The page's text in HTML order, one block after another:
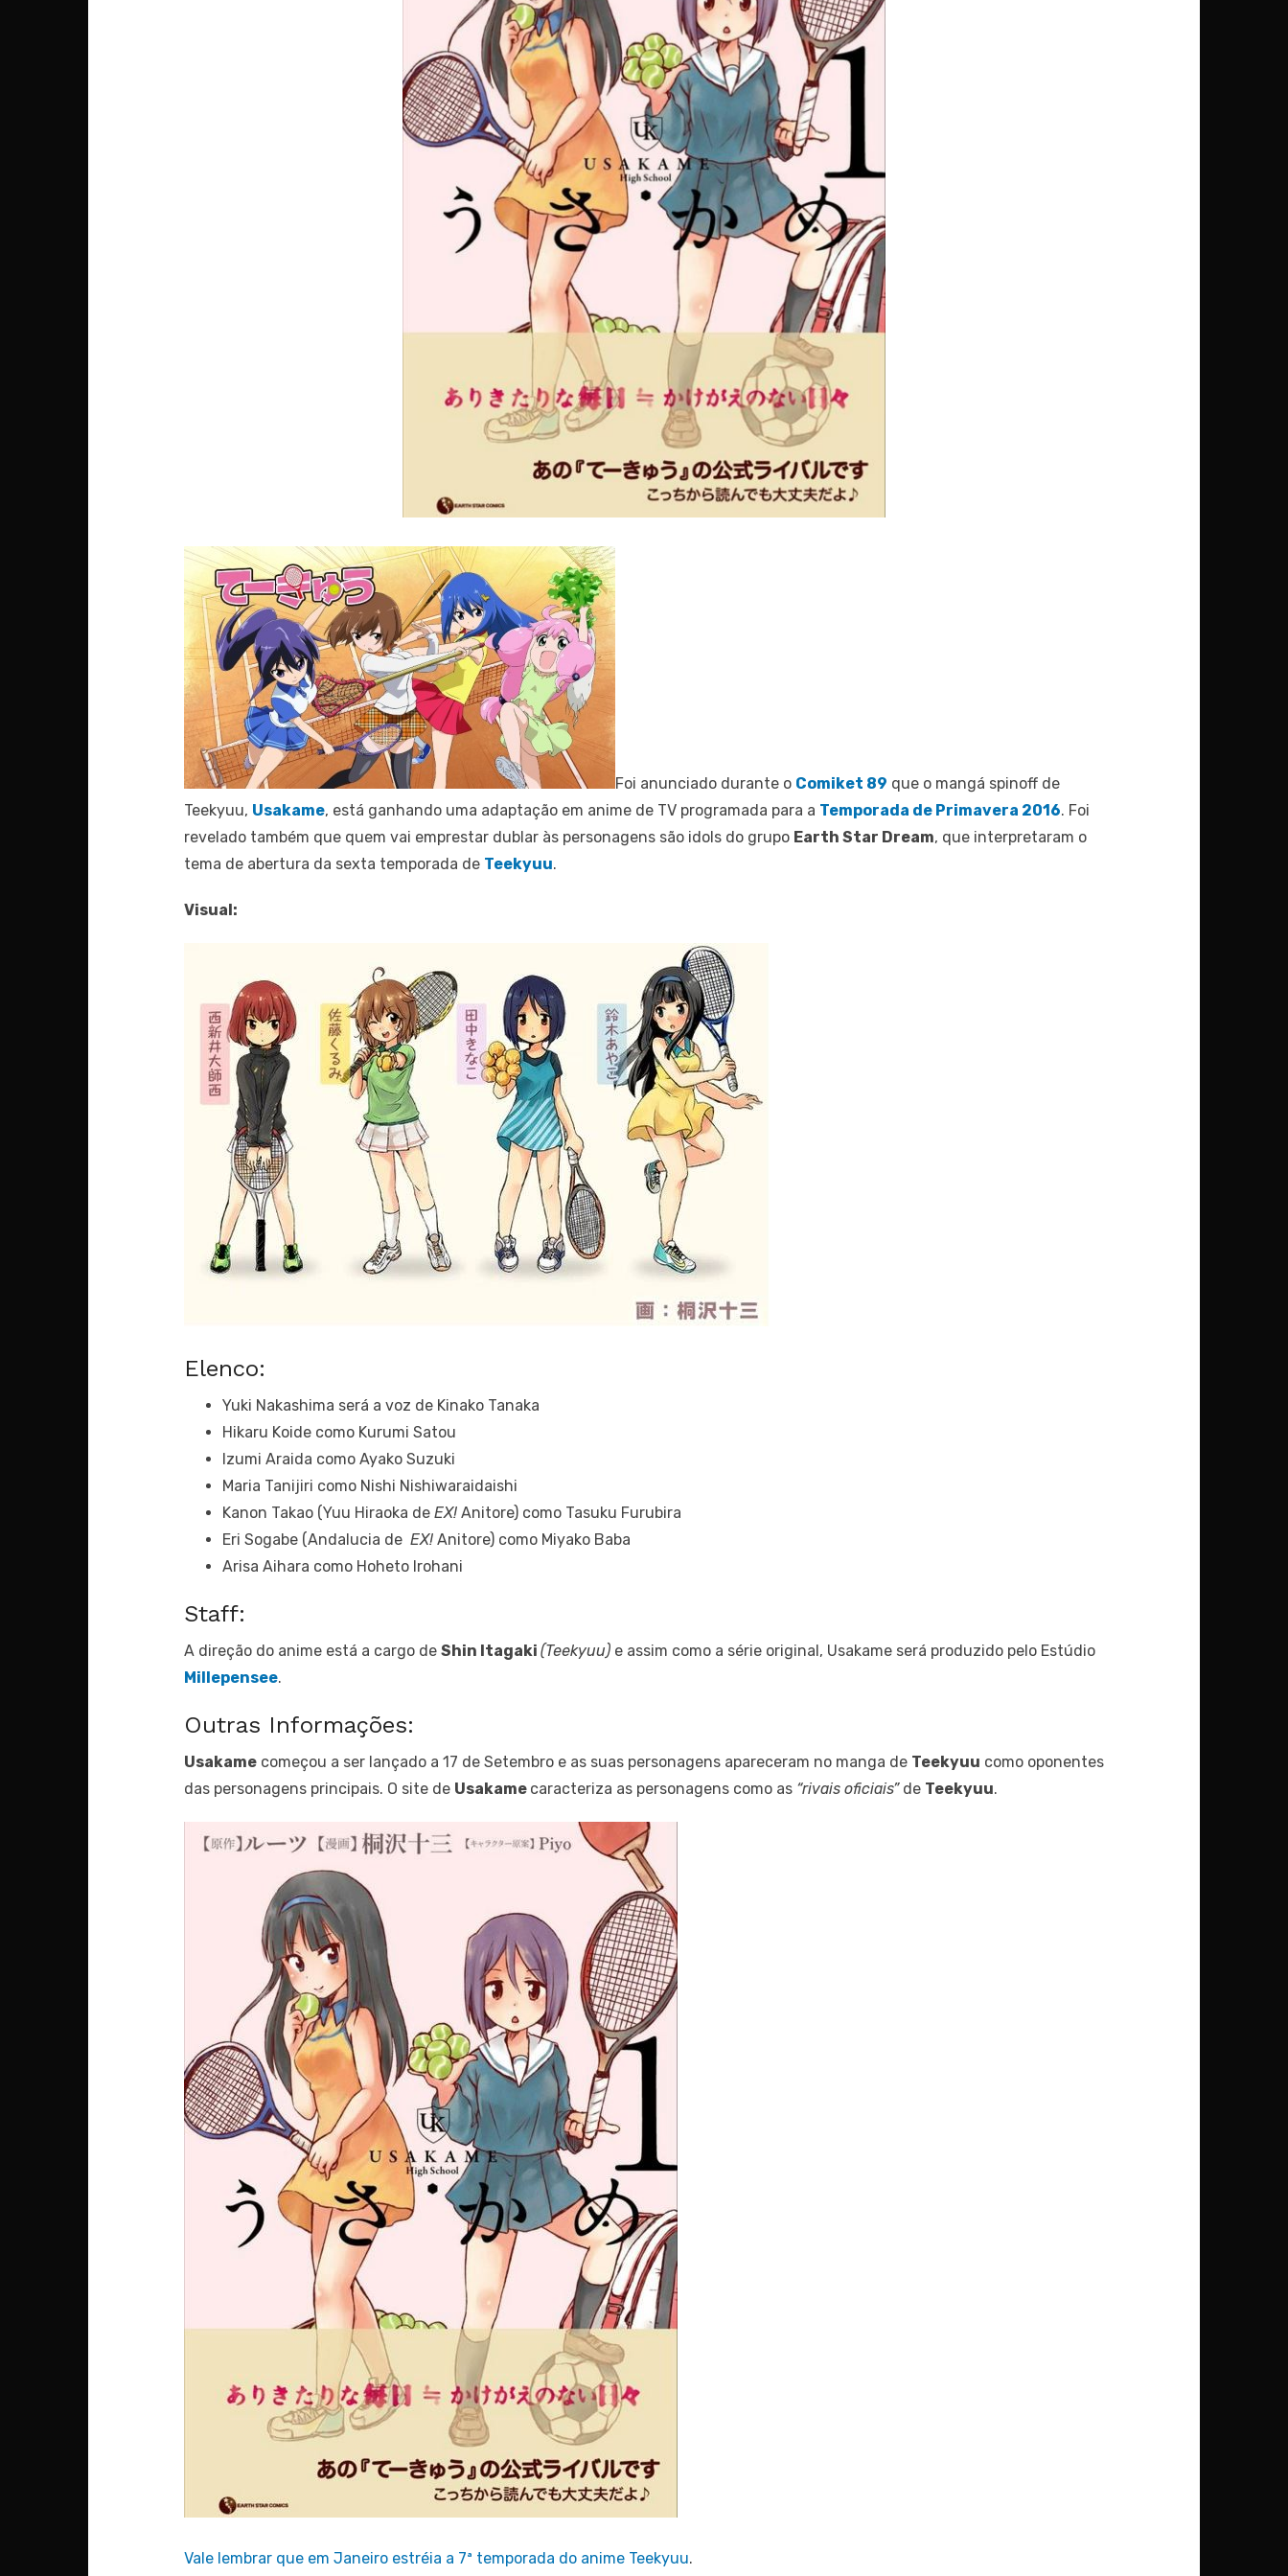
Foi anunciado durante o Comiket 89 que o mangá spinoff de
Teekyuu, Usakame, está ganhando uma adaptação em anime de TV programada para a Temporada de Primavera 2016. Foi
revelado também que quem vai emprestar dublar às personagens são idols do grupo Earth Star Dream, que interpretaram o
tema de abertura da sexta temporada de Teekyuu.
Visual:
Elenco:
Yuki Nakashima será a voz de Kinako Tanaka
Hikaru Koide como Kurumi Satou
Izumi Araida como Ayako Suzuki
Maria Tanijiri como Nishi Nishiwaraidaishi
Kanon Takao (Yuu Hiraoka de EX! Anitore) como Tasuku Furubira
Eri Sogabe (Andalucia de EX! Anitore) como Miyako Baba
Arisa Aihara como Hoheto Irohani
Staff:
A direção do anime está a cargo de Shin Itagaki (Teekyuu) e assim como a série original, Usakame será produzido pelo Estúdio
Millepensee.
Outras Informações:
Usakame começou a ser lançado a 17 de Setembro e as suas personagens apareceram no manga de Teekyuu como oponentes
das personagens principais. O site de Usakame caracteriza as personagens como as “rivais oficiais”de Teekyuu.
Vale lembrar que em Janeiro estréia a 7ª temporada do anime Teekyuu.